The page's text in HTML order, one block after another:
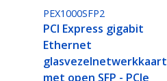
PEX1000SFP2
PCI Express gigabit
Ethernet
glasvezelnetwerkkaart
met open SFP - PCIe